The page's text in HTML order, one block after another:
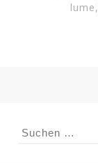
lume,
Suchen